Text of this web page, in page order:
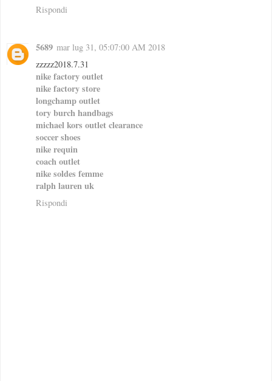
Rispondi
5689 mar lug 31, 05:07:00 AM 2018
zzzzz2018.7.31
nike factory outlet
nike factory store
longchamp outlet
tory burch handbags
michael kors outlet clearance
soccer shoes
nike requin
coach outlet
nike soldes femme
ralph lauren uk
Rispondi